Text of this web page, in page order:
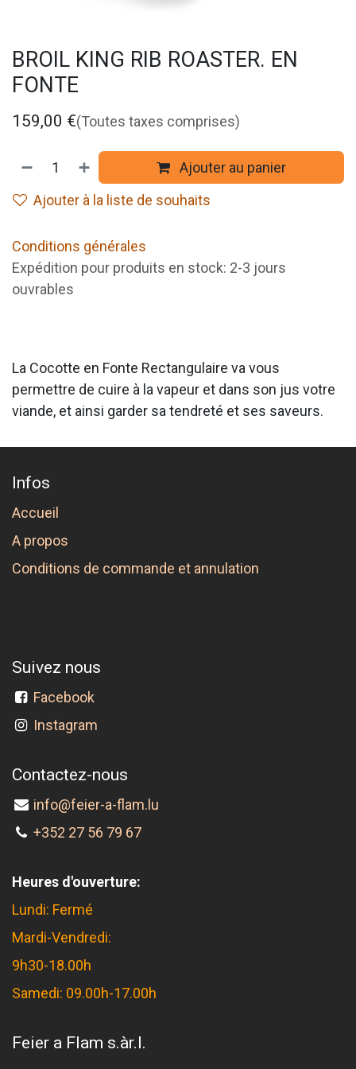
BROIL KING RIB ROASTER. EN
FONTE
159,00 €(Toutes taxes comprises)
Ajouter au panier
Ajouter à la liste de souhaits
Conditions générales
Expédition pour produits en stock: 2-3 jours
ouvrables
La Cocotte en Fonte Rectangulaire va vous
permettre de cuire à la vapeur et dans son jus votre
viande, et ainsi garder sa tendreté et ses saveurs.
Infos
Accueil
A propos
Conditions de commande et annulation
Suivez nous
Facebook
Instagram
Contactez-nous
info@feier-a-flam.lu
+352 27 56 79 67
Heures d'ouverture:
Lundi: Fermé
Mardi-Vendredi:
9h30-18.00h
Samedi: 09.00h-17.00h
Feier a Flam s.àr.l.